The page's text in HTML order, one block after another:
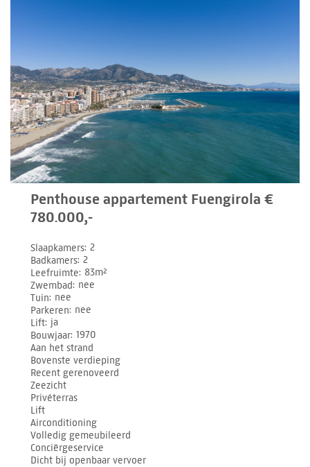
Penthouse appartement Fuengirola €
780.000,-
Slaapkamers 2
Badkamers 2
Leefruimte 83m²
Zwembad nee
Tuin nee
Parkeren nee
Lift ja
Bouwjaar 1970
Aan het strand
Bovenste verdieping
Recent gerenoveerd
Zeezicht
Privéterras
Lift
Airconditioning
Volledig gemeubileerd
Conciërgeservice
Dicht bij openbaar vervoer